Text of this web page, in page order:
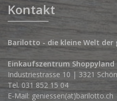
Kontakt
Barilotto - die kleine Welt der
Einkaufszentrum Shoppyland
Industriestrasse 10 | 3321
Tel. 031 852 15 04
E-Mail: geniessen(at)barilotto.ch